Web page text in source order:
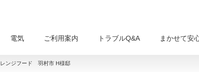
電気 ご利用案内 トラブルQ&A まかせて安
レンジフード 羽村市 H様邸